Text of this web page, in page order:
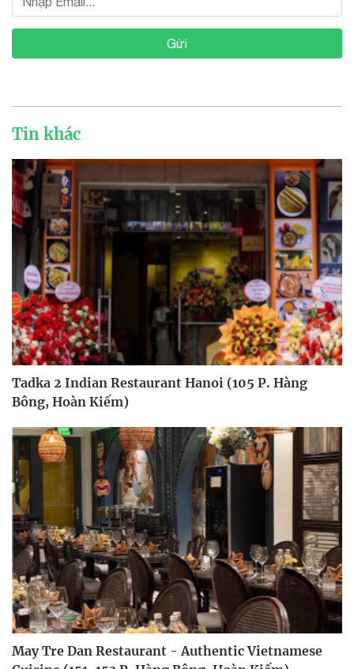
Gửi
Tin khác
Tadka 2 Indian Restaurant Hanoi (105 P. Hàng
Bông, Hoàn Kiếm)
May Tre Dan Restaurant - Authentic Vietnamese